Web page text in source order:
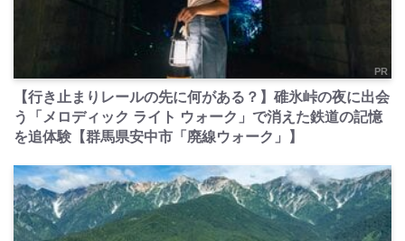
PR
【行き止まりレールの先に何がある？】碓氷峠の夜に出会
う「メロディック ライト ウォーク」で消えた鉄道の記憶
を追体験【群馬県安中市「廃線ウォーク」】